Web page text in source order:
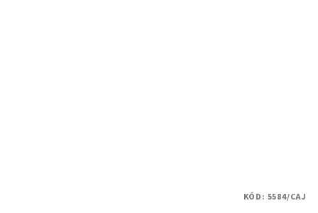
KÓD: 5584/CAJ